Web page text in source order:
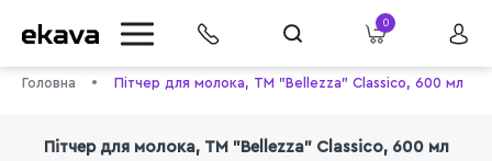
0
Головна Пітчер для молока, ТМ "Bellezza" Classico, 600 мл
Пітчер для молока, ТМ "Bellezza" Classico, 600 мл